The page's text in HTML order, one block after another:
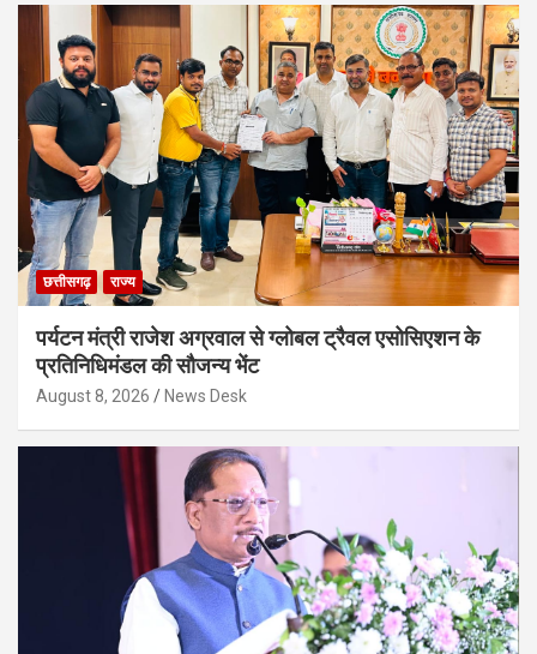
छत्तीसगढ़ राज्य
पर्यटन मंत्री राजेश अग्रवाल से ग्लोबल ट्रैवल एसोसिएशन के
प्रतिनिधिमंडल की सौजन्य भेंट
August 8, 2026 News Desk